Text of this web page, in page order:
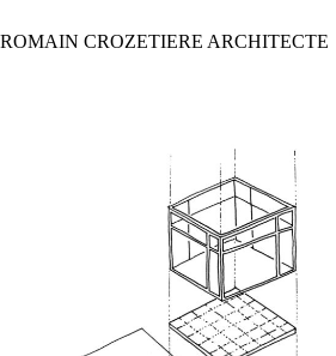
au
contenu
ROMAIN CROZETIERE ARCHITECTE